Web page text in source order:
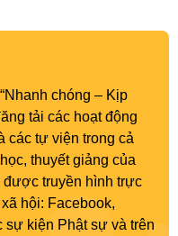
chóng – Kịp
tải các hoạt động
các tự viện trong cả
thuyết giảng của
truyền hình trực
hội: Facebook,
sự kiện Phật sự và trên